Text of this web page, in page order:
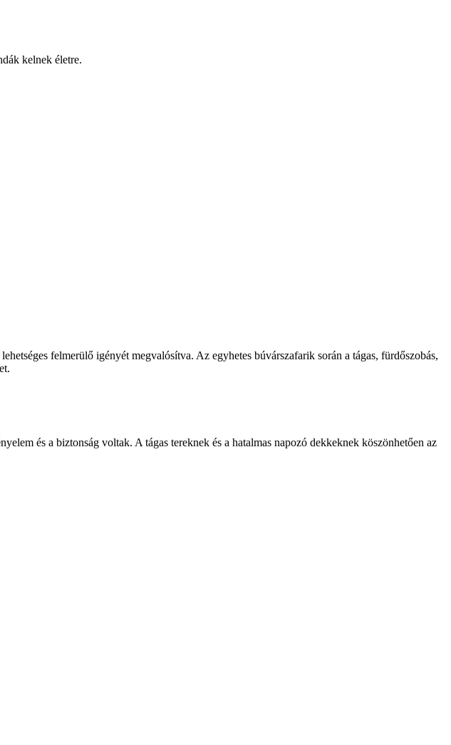
kelnek életre.
felmerülő igényét megvalósítva. Az egyhetes búvárszafarik során a tágas, fürdőszobás,
és a biztonság voltak. A tágas tereknek és a hatalmas napozó dekkeknek köszönhetően az